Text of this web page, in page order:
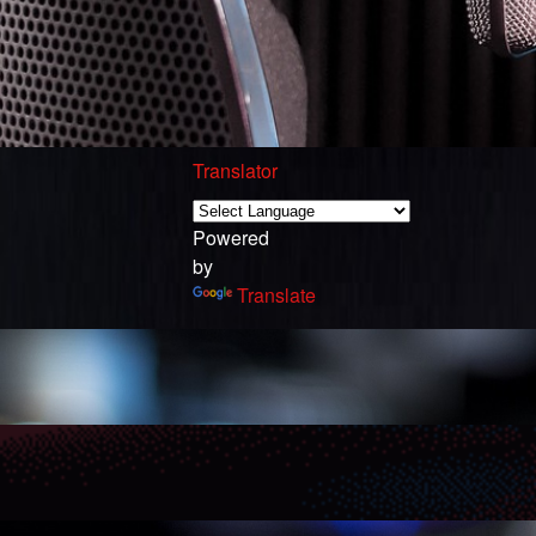
Translator
Powered
by
Translate